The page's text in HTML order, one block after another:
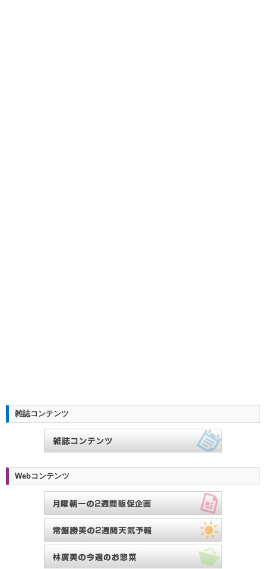
雑誌コンテンツ
Webコンテンツ